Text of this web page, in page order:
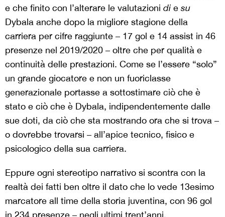
e che finito con l’alterare le valutazioni di e su
Dybala anche dopo la migliore stagione della
carriera per cifre raggiunte – 17 gol e 14 assist in 46
presenze nel 2019/2020 – oltre che per qualità e
continuità delle prestazioni. Come se l’essere “solo”
un grande giocatore e non un fuoriclasse
generazionale portasse a sottostimare ciò che è
stato e ciò che è Dybala, indipendentemente dalle
sue doti, da ciò che sta mostrando ora che si trova –
o dovrebbe trovarsi – all’apice tecnico, fisico e
psicologico della sua carriera.
Eppure ogni stereotipo narrativo si scontra con la
realtà dei fatti ben oltre il dato che lo vede 13esimo
marcatore all time della storia juventina, con 96 gol